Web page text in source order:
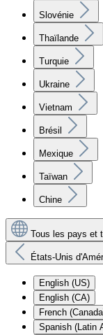
Slovénie
Thaïlande
Turquie
Ukraine
Vietnam
Brésil
Mexique
Taïwan
Chine
Tous les pays et
États-Unis
English (US)
English (CA)
French
Spanish (Latin